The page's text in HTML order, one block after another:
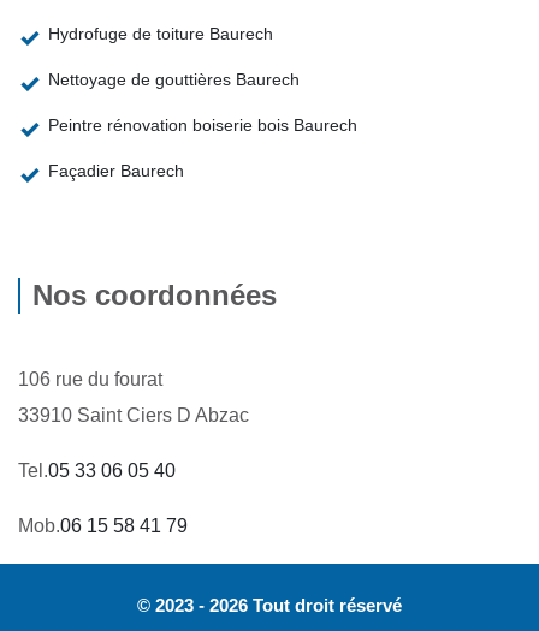
Hydrofuge de toiture Baurech
Nettoyage de gouttières Baurech
Peintre rénovation boiserie bois Baurech
Façadier Baurech
Nos coordonnées
106 rue du fourat
33910 Saint Ciers D Abzac
Tel.05 33 06 05 40
Mob.06 15 58 41 79
© 2023 - 2026 Tout droit réservé